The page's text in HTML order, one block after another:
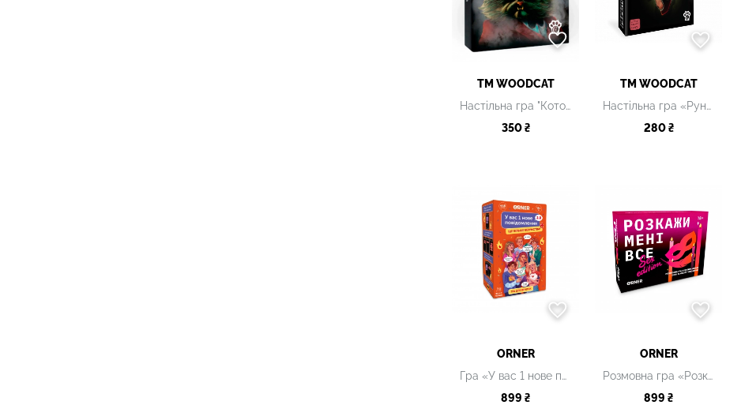
ТМ WOODCAT
Настільна гра "Котомафія"
350 ₴
ТМ WOODCAT
Настільна гра «Руни»
280 ₴
ORNER
Гра «У вас 1 нове повідомлення 2.0»
899 ₴
ORNER
Розмовна гра «Розкажи мені все! S*x edition»
899 ₴